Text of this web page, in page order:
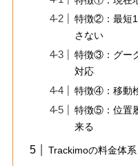
特徴②：最短
さない
特徴③：グー
対応
特徴④：移動
特徴⑤：位置
来る
Trackimoの料金体